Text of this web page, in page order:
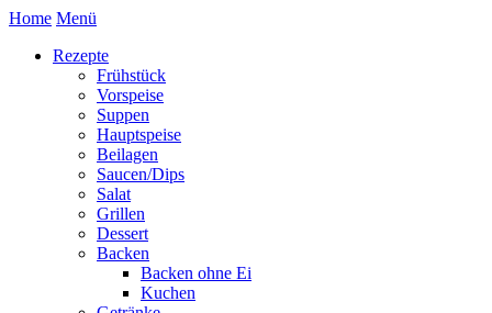
Home Menü
Rezepte
Frühstück
Vorspeise
Suppen
Hauptspeise
Beilagen
Saucen/Dips
Salat
Grillen
Dessert
Backen
Backen ohne Ei
Kuchen